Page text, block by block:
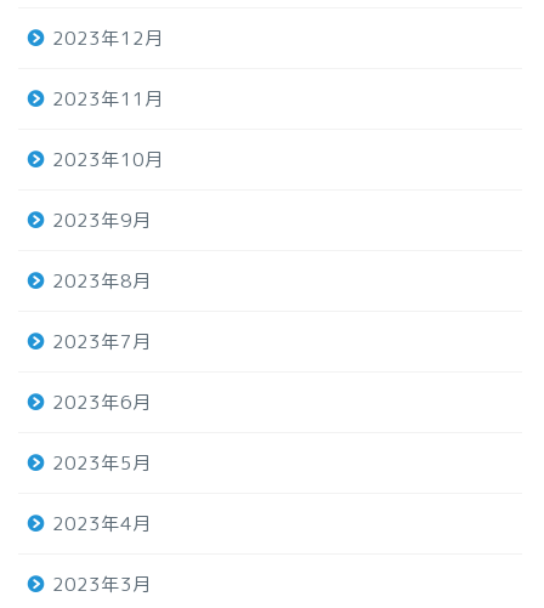
2023年12月
2023年11月
2023年10月
2023年9月
2023年8月
2023年7月
2023年6月
2023年5月
2023年4月
2023年3月